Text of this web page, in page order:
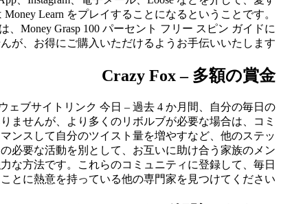
Learn をプレイすることになるということです。
Money Grasp 100 パーセント フリー スピン ガイドに
、お得にご購入いただけるようお手伝いいたします。
Crazy Fox – 多額の賞金
ェブサイトリンク 今日 – 過去 4 か月間、自分の毎日の
ませんが、より多くのリボルブが必要な場合は、コミ
ンスして自分のツイスト量を増やすなど、他のステッ
必要な活動を別として、お互いに助け合う家族のメン
な方法です。これらのコミュニティに登録して、毎日
とに熱意を持っている他の専門家を見つけてください。